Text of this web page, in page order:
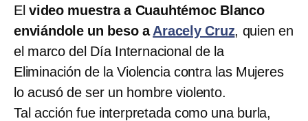
El video muestra a Cuauhtémoc Blanco
enviándole un beso aAracely Cruz, quien en
el marco del Día Internacional de la
Eliminación de la Violencia contra las Mujeres
lo acusó de ser un hombre violento.
Tal acción fue interpretada como una burla,